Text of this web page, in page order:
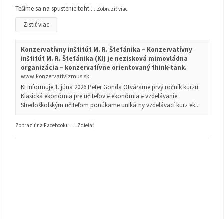
Tešíme sa na spustenie toht ... Zobraziť viac
Zistiť viac
Konzervatívny inštitút M. R. Štefánika – Konzervatívny
inštitút M. R. Štefánika (KI) je nezisková mimovládna
organizácia – konzervatívne orientovaný think-tank.
www.konzervativizmus.sk
KI informuje 1. júna 2026 Peter Gonda Otvárame prvý ročník kurzu
Klasická ekonómia pre učiteľov # ekonómia # vzdelávanie
Stredoškolským učiteľom ponúkame unikátny vzdelávací kurz ek...
Zobraziť na Facebooku · Zdieľať